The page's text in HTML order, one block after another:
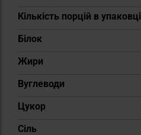
Кількість порцій в упаковці
Білок
Жири
Вуглеводи
Цукор
Сіль